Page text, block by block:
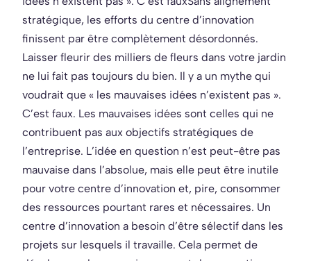
stratégique, les efforts du centre d’innovation
finissent par être complètement désordonnés.
Laisser fleurir des milliers de fleurs dans votre jardin
ne lui fait pas toujours du bien. Il y a un mythe qui
voudrait que « les mauvaises idées n’existent pas ».
C’est faux. Les mauvaises idées sont celles qui ne
contribuent pas aux objectifs stratégiques de
l’entreprise. L’idée en question n’est peut-être pas
mauvaise dans l’absolue, mais elle peut être inutile
pour votre centre d’innovation et, pire, consommer
des ressources pourtant rares et nécessaires. Un
centre d’innovation a besoin d’être sélectif dans les
projets sur lesquels il travaille. Cela permet de